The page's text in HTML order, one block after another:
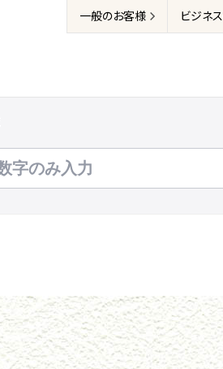
一般のお客様 ビジネス